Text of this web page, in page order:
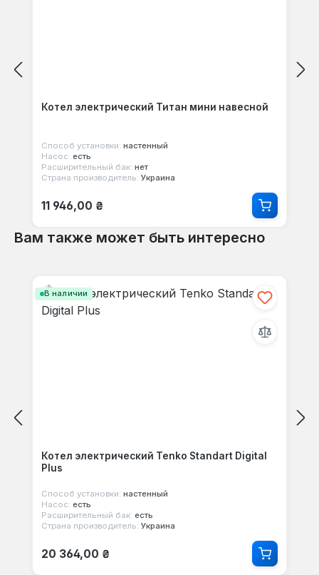
Котел электрический Титан мини навесной
Способ установки: настенный
Насос: есть
Расширительный бак: нет
Страна производитель: Украина
Обычная цена:
11 946,00 ₴
Вам также может быть интересно
В наличии
Котел электрический Tenko Standart Digital
Plus
Способ установки: настенный
Насос: есть
Расширительный бак: есть
Страна производитель: Украина
Обычная цена:
20 364,00 ₴